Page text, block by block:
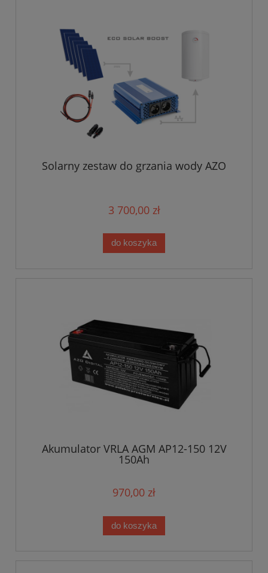
Solarny zestaw do grzania wody AZO
3 700,00 zł
do koszyka
Akumulator VRLA AGM AP12-150 12V
150Ah
970,00 zł
do koszyka